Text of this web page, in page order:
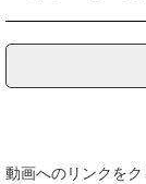
動画へのリンクを